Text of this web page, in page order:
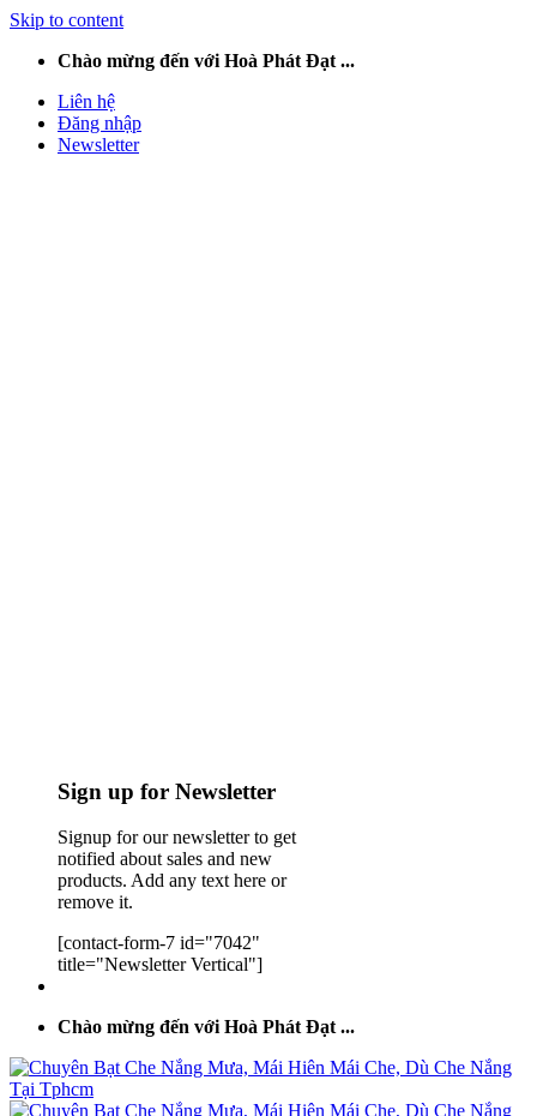
Skip to content
Chào mừng đến với Hoà Phát Đạt ...
Liên hệ
Đăng nhập
Newsletter
Sign up for Newsletter
Signup for our newsletter to get
notified about sales and new
products. Add any text here or
remove it.
[contact-form-7 id="7042"
title="Newsletter Vertical"]
Chào mừng đến với Hoà Phát Đạt ...